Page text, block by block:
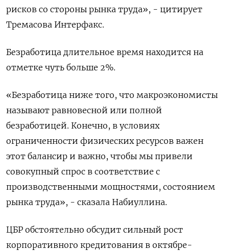
рисков со стороны рынка труда», - цитирует
Тремасова Интерфакс.
Безработица длительное время находится на
отметке чуть больше 2%.
«Безработица ниже того, что макроэкономисты
называют равновесной или полной
безработицей. Конечно, в условиях
ограниченности физических ресурсов важен
этот балансир и важно, чтобы мы привели
совокупный спрос в соответствие с
производственными мощностями, состоянием
рынка труда», - сказала Набиуллина.
ЦБР обстоятельно обсудит сильный рост
корпоративного кредитования в октябре-